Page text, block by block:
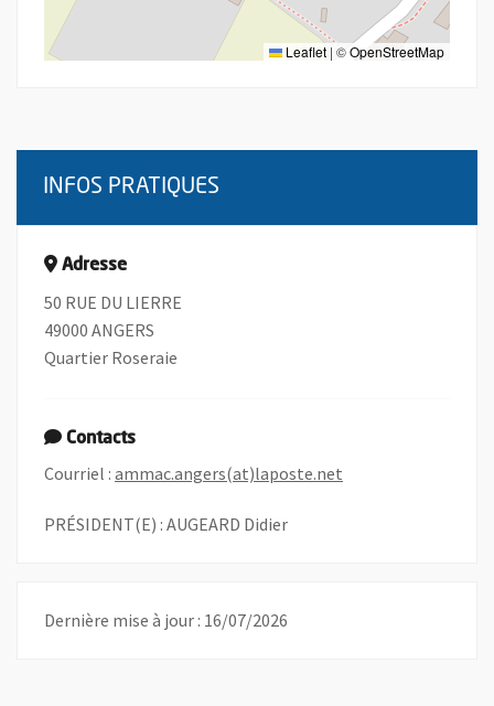
Leaflet | ©OpenStreetMap
INFOS PRATIQUES
Adresse
50 RUE DU LIERRE
49000 ANGERS
Quartier Roseraie
Contacts
Courriel : ammac.angers(at)laposte.net
PRÉSIDENT(E) : AUGEARD Didier
Dernière mise à jour : 16/07/2026